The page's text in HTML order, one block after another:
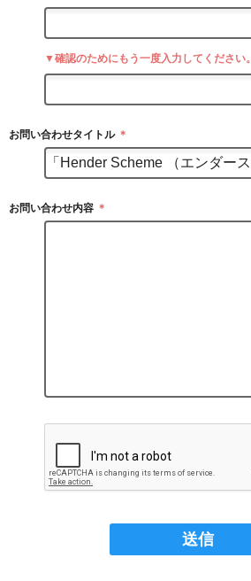
▼確認のためにもう一度入力してください。
お問い合わせタイトル ＊
お問い合わせ内容 ＊